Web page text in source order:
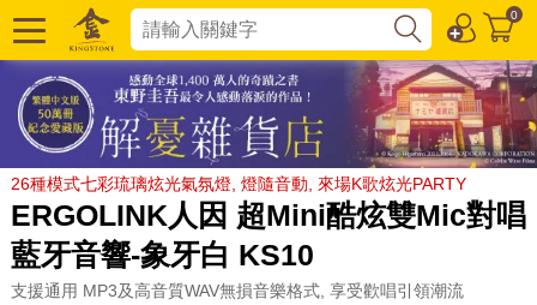
0
26種模式七彩琉璃炫光氣氛燈, 燈隨音動, 來場K歌炫光PARTY
ERGOLINK人因 超Mini酷炫雙Mic對唱
藍牙音響-象牙白 KS10
支援通用 MP3及高音質WAV無損音樂格式, 享受歡唱引領潮流